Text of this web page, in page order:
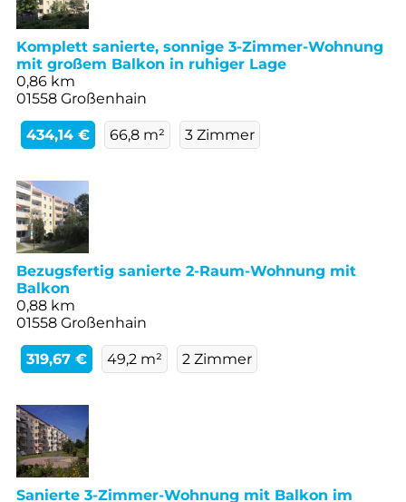
Komplett sanierte, sonnige 3-Zimmer-Wohnung
mit großem Balkon in ruhiger Lage
0,86 km
01558 Großenhain
434,14 € 66,8 m² 3 Zimmer
Bezugsfertig sanierte 2-Raum-Wohnung mit
Balkon
0,88 km
01558 Großenhain
319,67 € 49,2 m² 2 Zimmer
Sanierte 3-Zimmer-Wohnung mit Balkon im